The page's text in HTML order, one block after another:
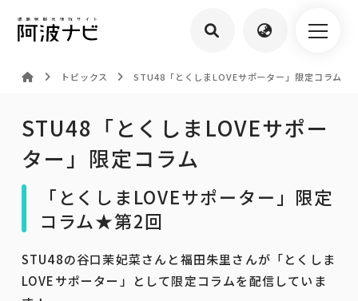
トピックス STU48「とくしまLOVEサポーター」限定コラム
STU48「とくしまLOVEサポー
ター」限定コラム
「とくしまLOVEサポーター」限定
コラム★第2回
STU48の谷口茉妃菜さんと福田朱里さんが「とくしま
LOVEサポーター」として限定コラムを配信していま